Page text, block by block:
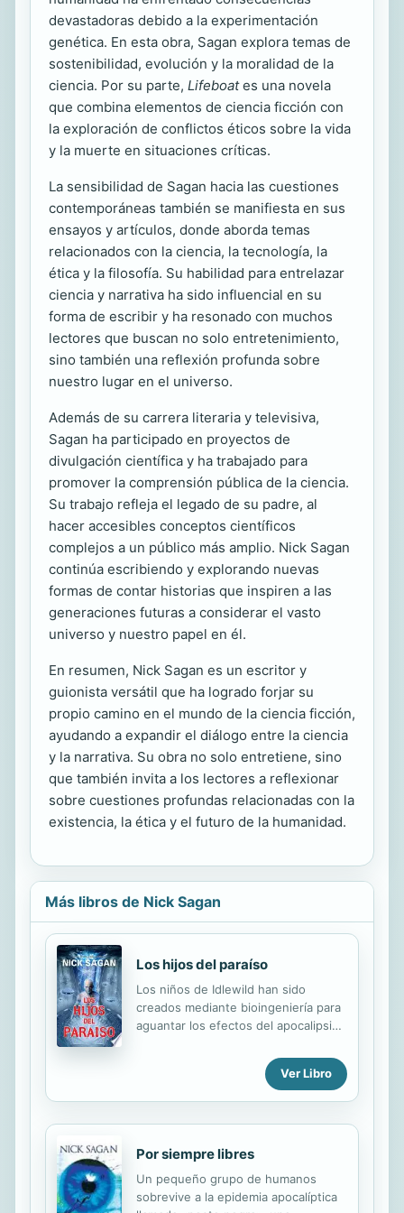
devastadoras debido a la experimentación
genética. En esta obra, Sagan explora temas de
sostenibilidad, evolución y la moralidad de la
ciencia. Por su parte, Lifeboates una novela
que combina elementos de ciencia ficción con
la exploración de conflictos éticos sobre la vida
y la muerte en situaciones críticas.
La sensibilidad de Sagan hacia las cuestiones
contemporáneas también se manifiesta en sus
ensayos y artículos, donde aborda temas
relacionados con la ciencia, la tecnología, la
ética y la filosofía. Su habilidad para entrelazar
ciencia y narrativa ha sido influencial en su
forma de escribir y ha resonado con muchos
lectores que buscan no solo entretenimiento,
sino también una reflexión profunda sobre
nuestro lugar en el universo.
Además de su carrera literaria y televisiva,
Sagan ha participado en proyectos de
divulgación científica y ha trabajado para
promover la comprensión pública de la ciencia.
Su trabajo refleja el legado de su padre, al
hacer accesibles conceptos científicos
complejos a un público más amplio. Nick Sagan
continúa escribiendo y explorando nuevas
formas de contar historias que inspiren a las
generaciones futuras a considerar el vasto
universo y nuestro papel en él.
En resumen, Nick Sagan es un escritor y
guionista versátil que ha logrado forjar su
propio camino en el mundo de la ciencia ficción,
ayudando a expandir el diálogo entre la ciencia
y la narrativa. Su obra no solo entretiene, sino
que también invita a los lectores a reflexionar
sobre cuestiones profundas relacionadas con la
existencia, la ética y el futuro de la humanidad.
Más libros de Nick Sagan
Los hijos del paraíso
Los niños de Idlewild han sido
creados mediante bioingeniería para
aguantar los efectos del apocalipsis
negra, que prácticamente diezmó a
la humanidad de la faz del globo.
Dieciocho años más tarde, una
debido a la ingeniería genética que
preparada para heredar la Tierra.
Pero mientras que uno de los
Ver Libro
Por siempre libres
Un pequeño grupo de humanos
sobrevive a la epidemia apocalíptica